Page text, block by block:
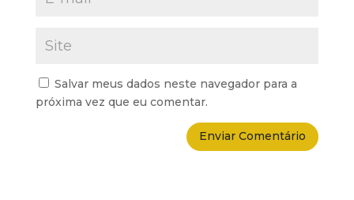
Salvar meus dados neste navegador para a
próxima vez que eu comentar.